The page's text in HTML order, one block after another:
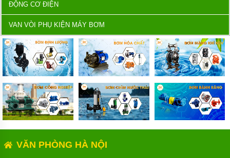
ĐỘNG CƠ ĐIỆN
VAN VÒI PHỤ KIỆN MÁY BƠM
VĂN PHÒNG HÀ NỘI